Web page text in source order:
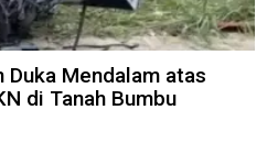
Duka Mendalam atas
di Tanah Bumbu